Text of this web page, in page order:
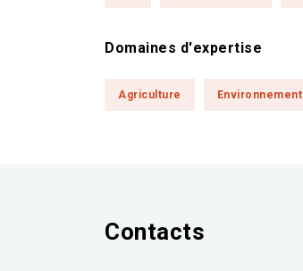
Domaines d'expertise
Agriculture Environnement
Contacts